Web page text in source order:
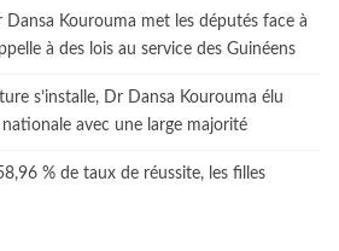
Kourouma met les députés face à
à des lois au service des Guinéens
s’installe, Dr Dansa Kourouma élu
nationale avec une large majorité
% de taux de réussite, les filles